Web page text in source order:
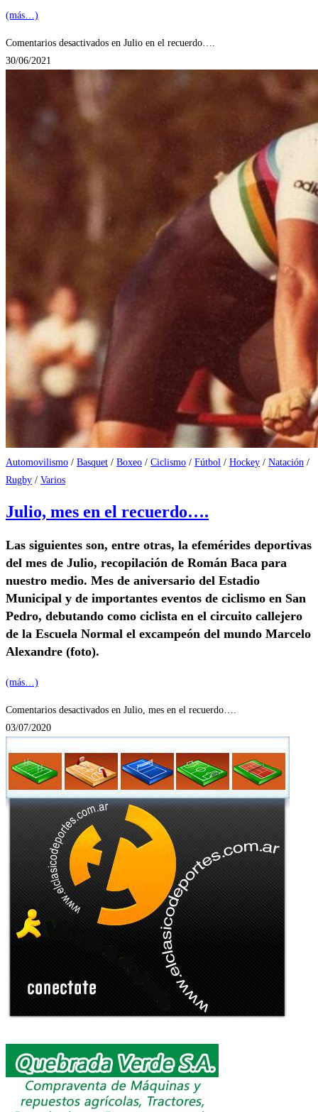
(más…)
Comentarios desactivados en Julio en el recuerdo….
30/06/2021
Automovilismo / Basquet / Boxeo / Ciclismo / Fútbol / Hockey / Natación /
Rugby / Varios
Julio, mes en el recuerdo….
Las siguientes son, entre otras, la efemérides deportivas
del mes de Julio, recopilación de Román Baca para
nuestro medio. Mes de aniversario del Estadio
Municipal y de importantes eventos de ciclismo en San
Pedro, debutando como ciclista en el circuito callejero
de la Escuela Normal el excampeón del mundo Marcelo
Alexandre (foto).
(más…)
Comentarios desactivados en Julio, mes en el recuerdo….
03/07/2020